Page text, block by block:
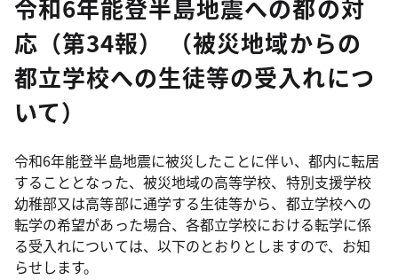
令和6年能登半島地震への都の対
応（第34報） （被災地域からの
都立学校への生徒等の受入れにつ
いて）
令和6年能登半島地震に被災したことに伴い、都内に転居
することとなった、被災地域の高等学校、特別支援学校
幼稚部又は高等部に通学する生徒等から、都立学校への
転学の希望があった場合、各都立学校における転学に係
る受入れについては、以下のとおりとしますので、お知
らせします。